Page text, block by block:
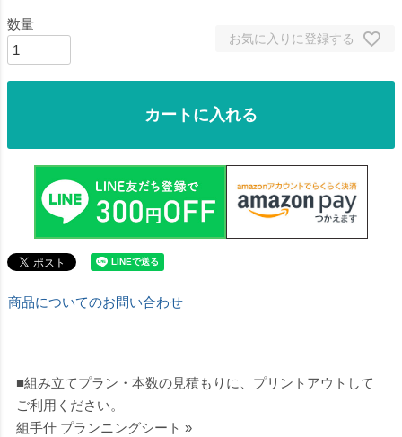
お気に入りに登録する
カートに入れる
商品についてのお問い合わせ
■組み立てプラン・本数の見積もりに、プリントアウトして
ご利用ください。
組手什 プランニングシート »